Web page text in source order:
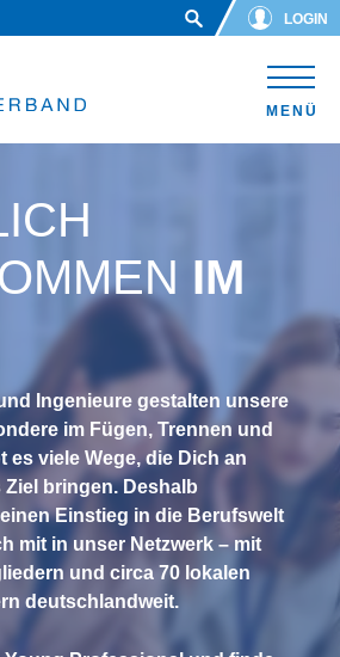
LOGIN
MENÜ
IM
Ingenieure gestalten unsere
im Fügen, Trennen und
es viele Wege, die Dich an
Ziel bringen. Deshalb
Einstieg in die Berufswelt
mit in unser Netzwerk – mit
und circa 70 lokalen
deutschlandweit.